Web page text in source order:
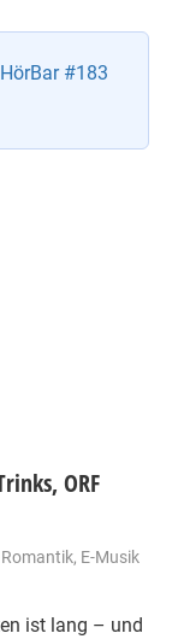
HörBar #183
ORF
Romantik, E-Musik
ist lang – und